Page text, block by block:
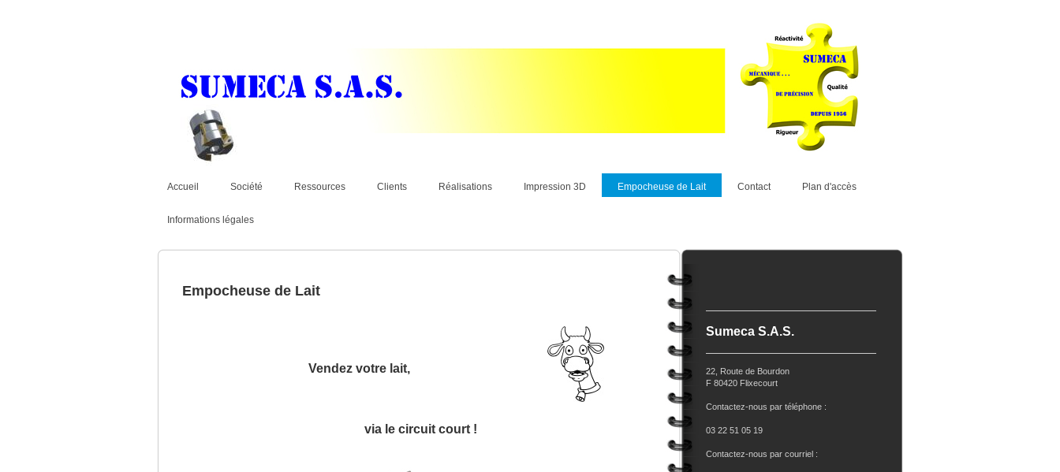
Accueil Société Ressources Clients Réalisations Impression 3D Empocheuse de Lait Contact Plan d'accès
Informations légales
Empocheuse de Lait
Vendez votre lait,
via le circuit court !
Sumeca S.A.S.
22, Route de Bourdon
F 80420 Flixecourt
Contactez-nous par téléphone :
03 22 51 05 19
Contactez-nous par courriel :